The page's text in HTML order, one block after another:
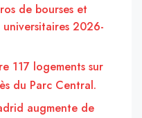
de bourses et
2026-
117 logements sur
du Parc Central.
augmente de